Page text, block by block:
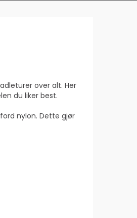
over alt. Her
du liker best.
nylon. Dette gjør